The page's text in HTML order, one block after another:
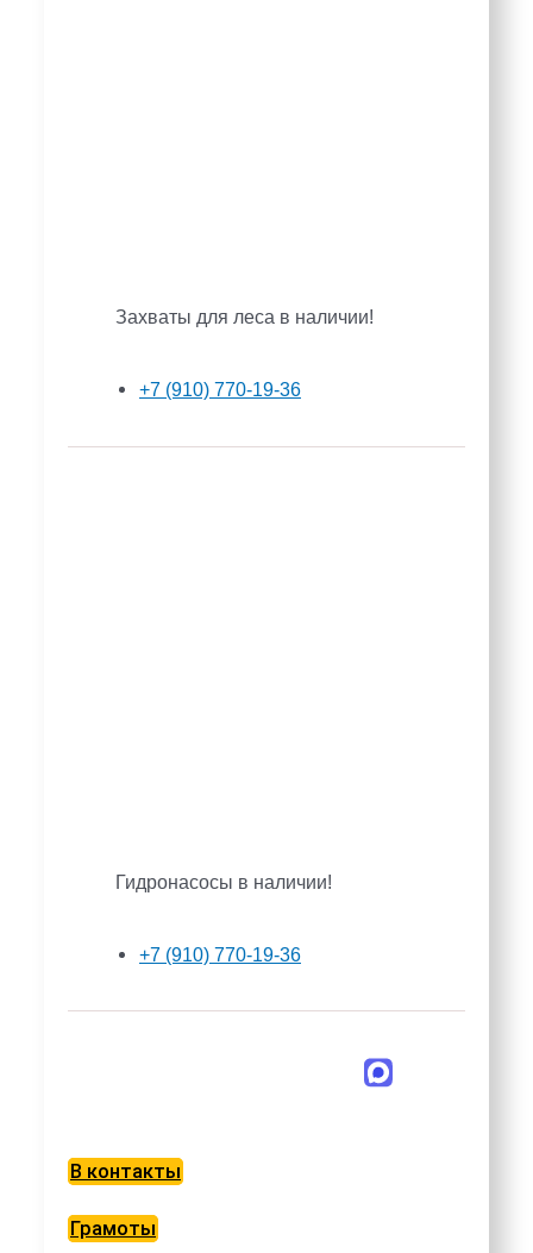
Захваты для леса в наличии!
+7 (910) 770-19-36
Гидронасосы в наличии!
+7 (910) 770-19-36
В контакты
Грамоты